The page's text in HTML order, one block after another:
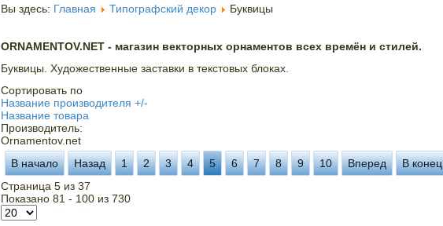
Вы здесь: Главная Типографский декор Буквицы
ORNAMENTOV.NET - магазин векторных орнаментов всех времён и стилей.
Буквицы. Художественные заставки в текстовых блоках.
Сортировать по
Название производителя +/-
Название товара
Производитель:
Ornamentov.net
В начало
Назад 1 2 3 4 5 6 7 8 9 10 Вперед
В конец
Страница 5 из 37
Показано 81 - 100 из 730